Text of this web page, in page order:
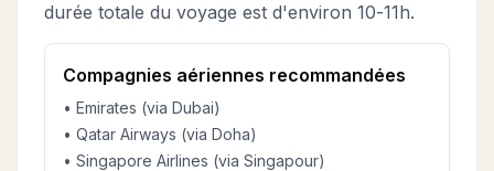
durée totale du voyage est d'environ 10-11h.
Compagnies aériennes recommandées
• Emirates (via Dubai)
• Qatar Airways (via Doha)
• Singapore Airlines (via Singapour)